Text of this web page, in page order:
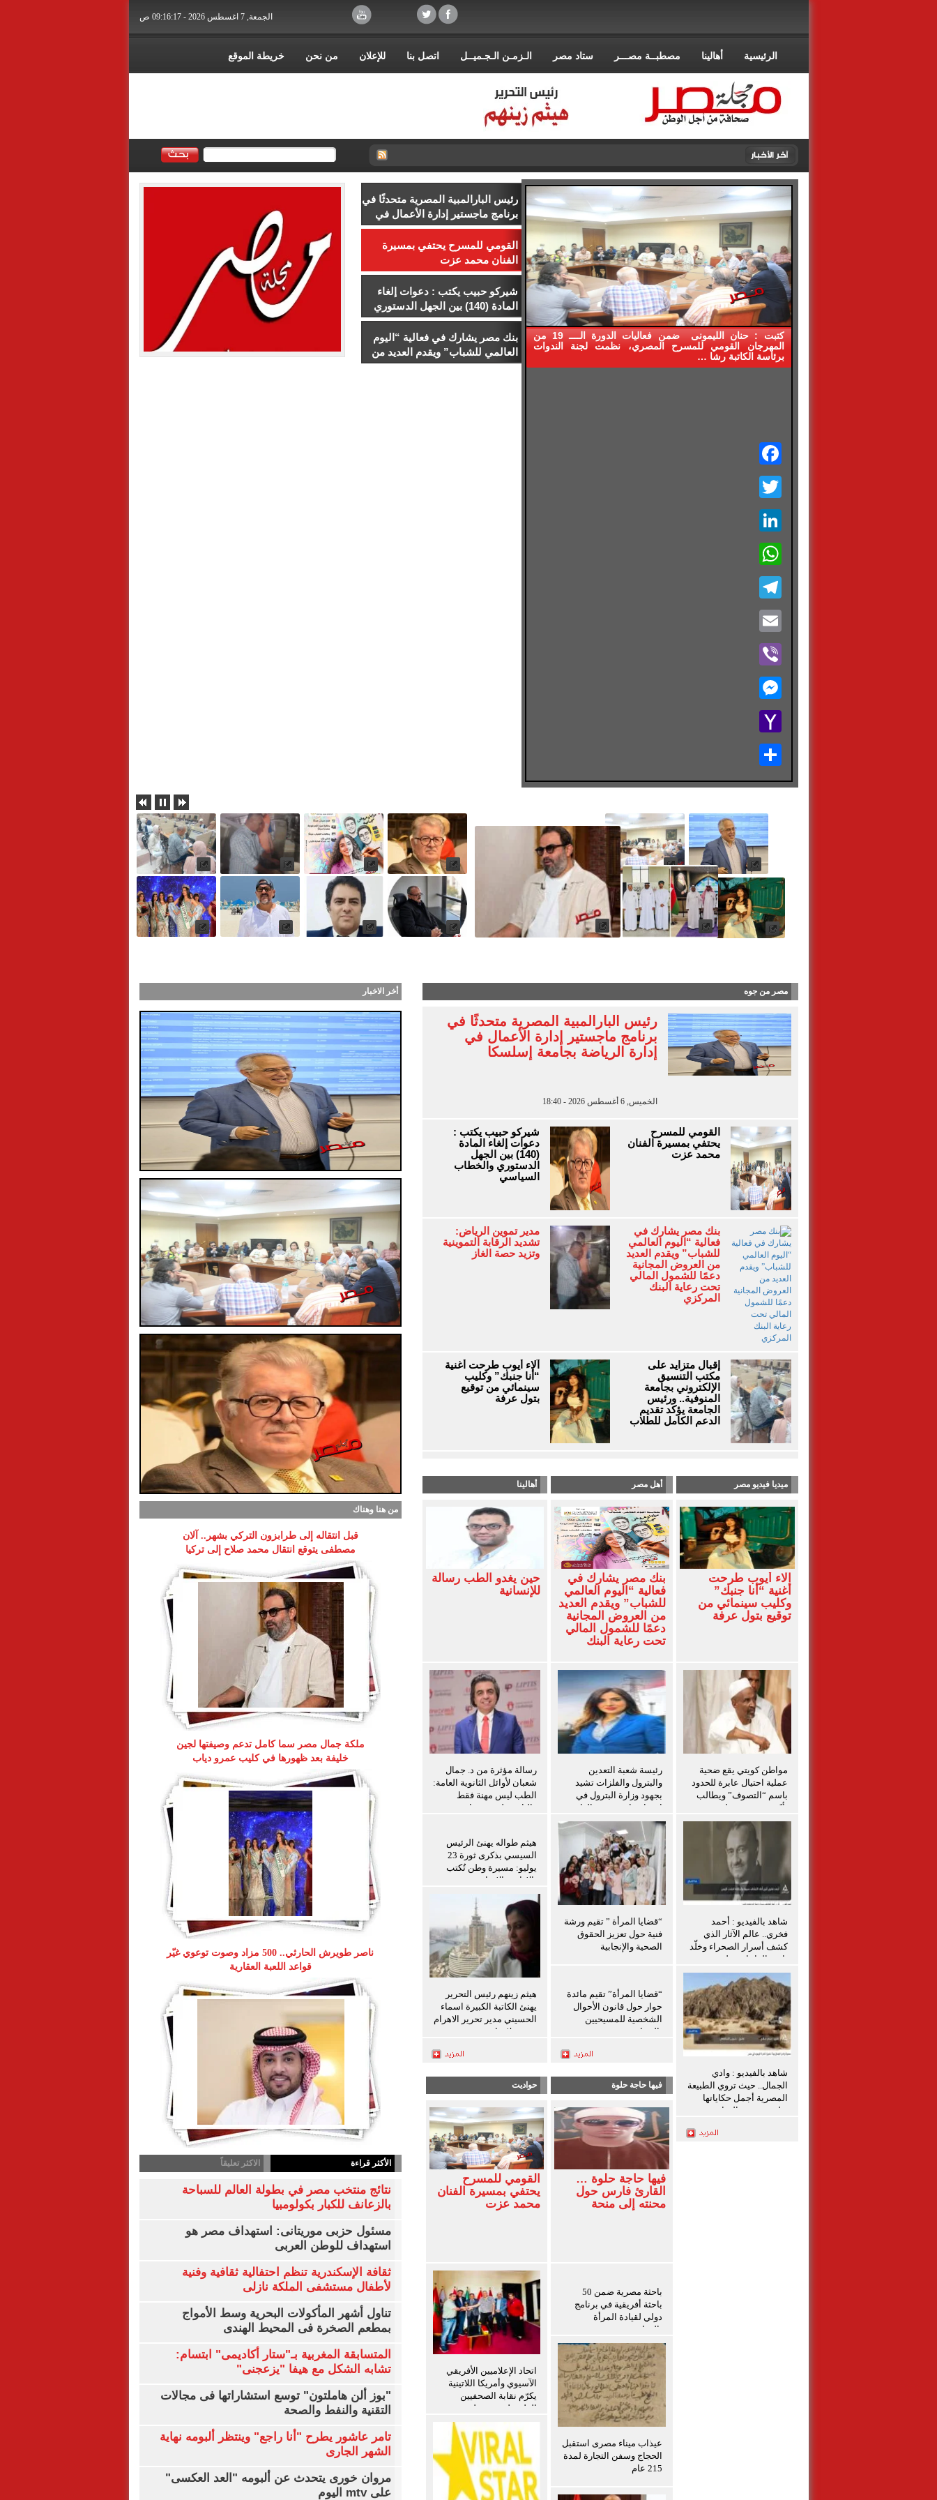
الجمعة, 7 اغسطس 2026 - 09:16:18 ص
الرئيسية أهالينا مصطبــة مصـــر ستاد مصر الـزمـن الـجـميــل اتصل بنا للإعلان من نحن خريطة الموقع
كتبت : حنان الليمونى ضمن فعاليات الدورة الــــ 19 من
المهرجان القومي للمسرح المصري، نظمت لجنة الندوات
برئاسة الكاتبة رشا …
رئيس البارالمبية المصرية متحدثًا في
برنامج ماجستير إدارة الأعمال في
إدارة الرياضة بجامعة إسلسكا
القومي للمسرح يحتفي بمسيرة
الفنان محمد عزت
شيركو حبيب يكتب : دعوات إلغاء
المادة (140) بين الجهل الدستوري
والخطاب السياسي
بنك مصر يشارك في فعالية “اليوم
العالمي للشباب” ويقدم العديد من
العروض المجانية دعمًا للشمول
مصر من جوه
رئيس البارالمبية المصرية متحدثًا في
برنامج ماجستير إدارة الأعمال في
إدارة الرياضة بجامعة إسلسكا
الخميس, 6 أغسطس 2026 - 18:40
القومي للمسرح
يحتفي بمسيرة الفنان
محمد عزت
شيركو حبيب يكتب :
دعوات إلغاء المادة
(140) بين الجهل
الدستوري والخطاب
السياسي
بنك مصر يشارك في
فعالية “اليوم العالمي
للشباب” ويقدم العديد
من العروض المجانية
دعمًا للشمول المالي
تحت رعاية البنك
المركزي
مدير تموين الرياض:
تشديد الرقابة التموينية
وتزيد حصة الغاز
إقبال متزايد على
مكتب التنسيق
الإلكتروني بجامعة
المنوفية.. ورئيس
الجامعة يؤكد تقديم
الدعم الكامل للطلاب
آلاء أيوب طرحت أغنية
“أنا جنبك” وكليب
سينمائي من توقيع
بتول عرفة
ميديا فيديو مصر
آلاء أيوب طرحت
أغنية “أنا جنبك”
وكليب سينمائي من
توقيع بتول عرفة
مواطن كويتي يقع ضحية
عملية احتيال عابرة للحدود
باسم “التصوف” ويطالب
بأكثر من نصف مليون
بمساعدة شخصيات دينية
شاهد بالفيديو : أحمد
فخري.. عالم الآثار الذي
كشف أسرار الصحراء وخلّد
تاريخ الواحات تعليق شيرين
الشافعي
شاهد بالفيديو : وادي
الجمال.. حيث تروي الطبيعة
المصرية أجمل حكاياتها
تعليق شيرين الشافعى
أهل مصر
بنك مصر يشارك في
فعالية “اليوم العالمي
للشباب” ويقدم العديد
من العروض المجانية
دعمًا للشمول المالي
تحت رعاية البنك
رئيسة شعبة التعدين
والبترول والفلزات تشيد
بجهود وزارة البترول في
احتواء حادث سفن الغاز
بدمياط
“قضايا المرأة ” تقيم ورشة
فنية حول تعزيز الحقوق
الصحية والإنجابية
“قضايا المرأة” تقيم مائدة
حوار حول قانون الأحوال
الشخصية للمسيحيين
بالمنيا
أهالينا
حين يغدو الطب رسالة
للإنسانية
رسالة مؤثرة من د. جمال
شعبان لأوائل الثانوية العامة:
الطب ليس مهنة فقط
والثانوية ليست نهاية
هيثم طواله يهنئ الرئيس
السيسي بذكرى ثورة 23
يوليو: مسيرة وطن تُكتب
بالإرادة والإنجاز
هيثم زينهم رئيس التحرير
يهنئ الكاتبة الكبيرة اسماء
الحسيني مدير تحرير الاهرام
بعيد ميلادها
فيها حاجة حلوة
فيها حاجة حلوة …
القارئ فارس حول
محنته إلى منحة
باحثة مصرية ضمن 50
باحثة أفريقية في برنامج
دولي لقيادة المرأة
بالزراعة
عيذاب ميناء مصرى استقبل
الحجاج وسفن التجارة لمدة
215 عام
حواديت
القومي للمسرح
يحتفي بمسيرة الفنان
محمد عزت
اتحاد الإعلاميين الأفريقي
الآسيوي وأمريكا اللاتينية
يكرّم نقابة الصحفيين
الفلسطينيين ويعلن توسيع
برامج التدريب للإعلاميين
الفلسطينيين
أخر الاخبار
من هنا وهناك
قبل انتقاله إلى طرابزون التركي بشهر.. آلان
مصطفى يتوقع انتقال محمد صلاح إلى تركيا
ملكة جمال مصر سما كامل تدعم وصيفتها لجين
خليفة بعد ظهورها في كليب عمرو دياب
ناصر طويرش الحارثي.. 500 مزاد وصوت توعوي غيّر
قواعد اللعبة العقارية
الأكثر قراءة الاكثر تعليقاً
نتائج منتخب مصر في بطولة العالم للسباحة
بالزعانف للكبار بكولومبيا
مسئول حزبى موريتانى: استهداف مصر هو
استهداف للوطن العربى
ثقافة الإسكندرية تنظم احتفالية ثقافية وفنية
لأطفال مستشفى الملكة نازلى
تناول أشهر المأكولات البحرية وسط الأمواج
بمطعم الصخرة فى المحيط الهندى
المتسابقة المغربية بـ"ستار أكاديمى" ابتسام:
تشابه الشكل مع هيفا "يزعجنى"
"بوز ألن هاملتون" توسع استشاراتها فى مجالات
التقنية والنفط والصحة
تامر عاشور يطرح "أنا راجع" وينتظر ألبومه نهاية
الشهر الجارى
مروان خورى يتحدث عن ألبومه "العد العكسى"
على mtv اليوم